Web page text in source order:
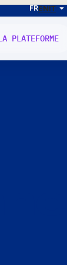
FRENIT
PLATEFORME